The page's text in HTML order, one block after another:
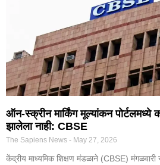
ऑन-स्क्रीन मार्किंग मूल्यांकन पोर्टलमध्ये
झालेला नाही: CBSE
The Sapiens News May 27, 2026
केंद्रीय माध्यमिक शिक्षण मंडळाने (CBSE) मंगळवारी